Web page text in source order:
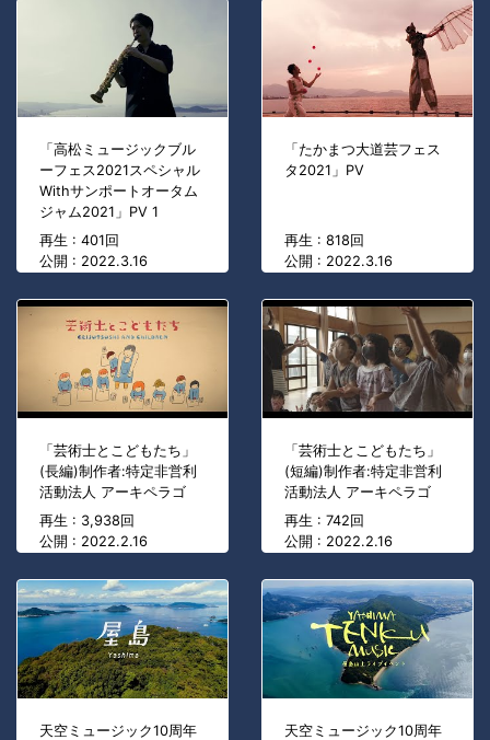
「高松ミュージックブル
ーフェス2021スペシャル
Withサンポートオータム
ジャム2021」PV 1
再生 : 401回
公開 : 2022.3.16
「たかまつ大道芸フェス
タ2021」PV
再生 : 818回
公開 : 2022.3.16
「芸術士とこどもたち」
(長編)制作者:特定非営利
活動法人 アーキペラゴ
再生 : 3,938回
公開 : 2022.2.16
「芸術士とこどもたち」
(短編)制作者:特定非営利
活動法人 アーキペラゴ
再生 : 742回
公開 : 2022.2.16
天空ミュージック10周年 天空ミュージック10周年